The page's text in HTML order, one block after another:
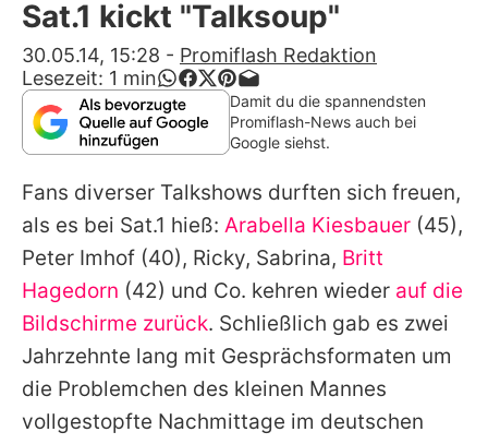
App runterladen
Team
Redaktionelle Richtlinien
Impressum
Datenschutzerklärung
Nutzungsbedingungen
Utiq verwalten
Sat.1 kickt "Talksoup"
30.05.14, 15:28 - Promiflash Redaktion
Lesezeit: 1 min
Damit du die spannendsten
Promiflash-News auch bei
Google siehst.
Fans diverser Talkshows durften sich freuen,
als es bei Sat.1 hieß: Arabella Kiesbauer (45),
Peter Imhof (40), Ricky, Sabrina, Britt
Hagedorn (42) und Co. kehren wieder auf die
Bildschirme zurück. Schließlich gab es zwei
Jahrzehnte lang mit Gesprächsformaten um
die Problemchen des kleinen Mannes
vollgestopfte Nachmittage im deutschen